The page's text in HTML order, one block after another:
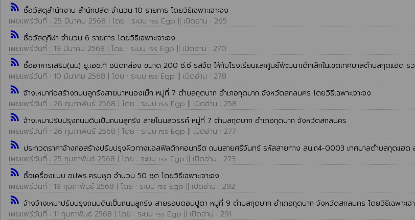
rss_feed ซื้อวัสดุสำนักงาน สำนักปลัด จำนวน 10 รายการ โดยวิธีเฉพาะเจาะจง
เผยแพร่วันที่ : 25 มีนาคม 2568 | โดย : ระบบ rss Egp || เปิดอ่าน : 265
rss_feed ซื้อวัสดุกีฬา จำนวน 6 รายการ โดยวิธีเฉพาะเจาะจง
เผยแพร่วันที่ : 19 มีนาคม 2568 | โดย : ระบบ rss Egp || เปิดอ่าน : 270
rss_feed ซื้ออาหารเสริม(นม) ยู.เอช.ที ชนิดกล่อง ขนาด 200 ซี.ซี รสจืด ให้กับโรงเรียนและศูนย์พัฒนาเด็กเล็กในเขตเทศบาลตำบลกุดแฮด ร
เผยแพร่วันที่ : 10 มีนาคม 2568 | โดย : ระบบ rss Egp || เปิดอ่าน : 278
rss_feed จ้างเหมาก่อสร้างถนนลูกรังสายนาหนองเม็ก หมู่ที่ 7 ตำบลกุดบาก อำเภอกุดบาก จังหวัดสกลนคร โดยวิธีเฉพาะเจาะจง
เผยแพร่วันที่ : 26 กุมภาพันธ์ 2568 | โดย : ระบบ rss Egp || เปิดอ่าน : 258
rss_feed จ้างเหมาปรับปรุงถนนดินเป็นถนนลูกรัง สายโนนสวรรค์ หมู่ที่ 7 ตำบลกุดบาก อำเภอกุดบาก จังหวัดสกลนคร
เผยแพร่วันที่ : 26 กุมภาพันธ์ 2568 | โดย : ระบบ rss Egp || เปิดอ่าน : 277
rss_feed ประกวดราคาจ้างก่อสร้างปรับปรุงผิวทางแอสฟัลติกคอนกรีต ถนนสายศรีจันทร์ รหัสสายทาง สน.ถ4-0003 เทศบาลตำบลกุดแฮ
เผยแพร่วันที่ : 25 กุมภาพันธ์ 2568 | โดย : ระบบ rss Egp || เปิดอ่าน : 273
rss_feed ซื้อเครื่องแบบ อปพร.ครบชุด จำนวน 50 ชุด โดยวิธีเฉพาะเจาะจง
เผยแพร่วันที่ : 19 กุมภาพันธ์ 2568 | โดย : ระบบ rss Egp || เปิดอ่าน : 292
rss_feed จ้างจ้างเหมาปรับปรุงถนนดินเป็นถนนลูกรัง สายรอบดอนปู่ตา หมู่ที่ 9 ตำบลกุดบาก อำเภอกุดบาก จังหวัดสกลนคร โดยวิธีเฉพาะเจา
เผยแพร่วันที่ : 11 กุมภาพันธ์ 2568 | โดย : ระบบ rss Egp || เปิดอ่าน : 291